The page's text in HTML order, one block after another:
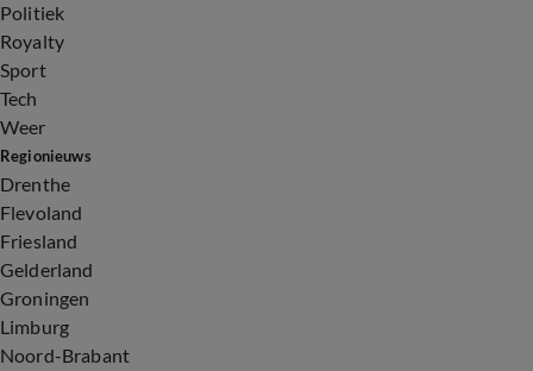
Politiek
Royalty
Sport
Tech
Weer
Regionieuws
Drenthe
Flevoland
Friesland
Gelderland
Groningen
Limburg
Noord-Brabant